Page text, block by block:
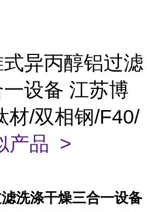
异丙醇铝过滤
设备 江苏博
材/双相钢/F40/
产品 >
洗涤干燥三合一设备